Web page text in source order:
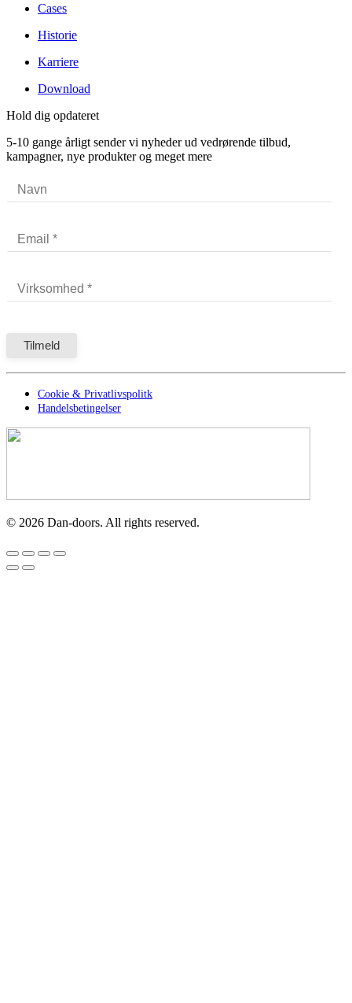
Cases
Historie
Karriere
Download
Hold dig opdateret
5-10 gange årligt sender vi nyheder ud vedrørende tilbud,
kampagner, nye produkter og meget mere
Cookie & Privatlivspolitk
Handelsbetingelser
© 2026 Dan-doors. All rights reserved.